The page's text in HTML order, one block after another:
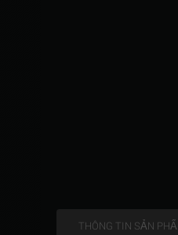
THÔNG TIN SẢN